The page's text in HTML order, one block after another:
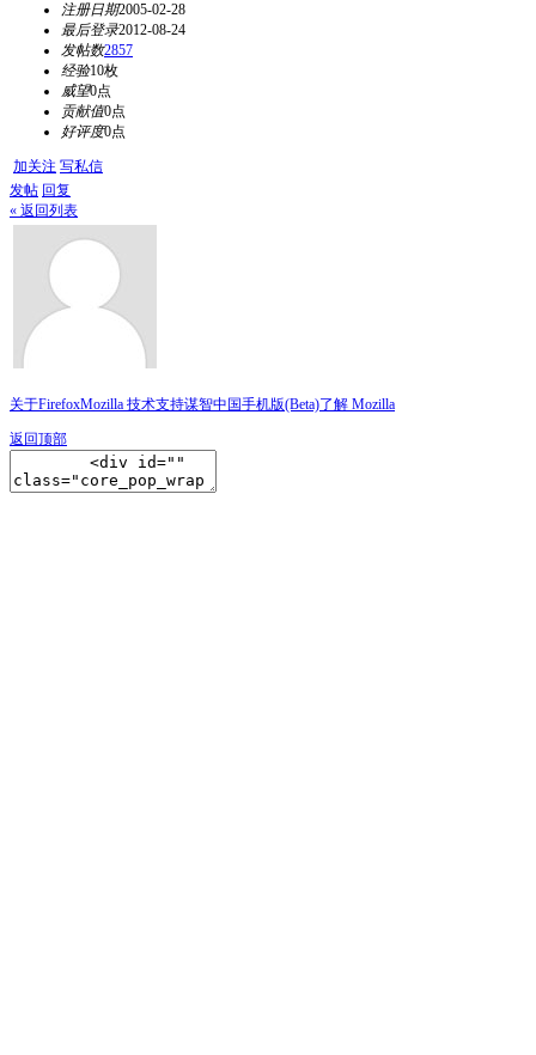
注册日期2005-02-28
最后登录2012-08-24
发帖数2857
经验10枚
威望0点
贡献值0点
好评度0点
加关注 写私信
发帖 回复
« 返回列表
关于FirefoxMozilla 技术支持谋智中国手机版(Beta)了解 Mozilla
返回顶部